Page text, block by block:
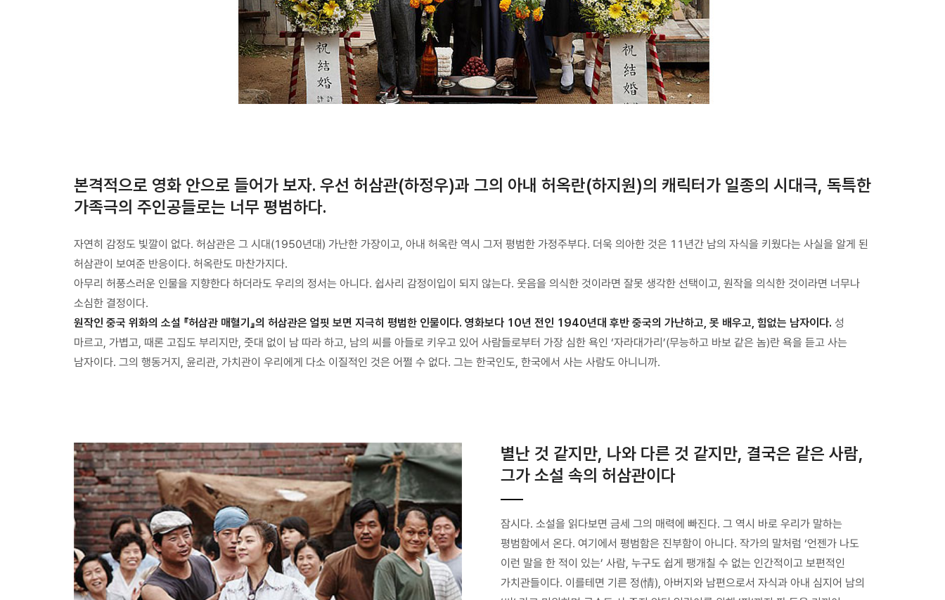
본격적으로 영화 안으로 들어가 보자. 우선 허삼관(하정우)과 그의 아내 허옥란(하지원)의 캐릭터가 일종의 시대극, 독특한
가족극의 주인공들로는 너무 평범하다.
자연히 감정도 빛깔이 없다. 허삼관은 그 시대(1950년대) 가난한 가장이고, 아내 허옥란 역시 그저 평범한 가정주부다. 더욱 의아한 것은 11년간 남의 자식을 키웠다는 사실을 알게 된
허삼관이 보여준 반응이다. 허옥란도 마찬가지다.
아무리 허풍스러운 인물을 지향한다 하더라도 우리의 정서는 아니다. 쉽사리 감정이입이 되지 않는다. 웃음을 의식한 것이라면 잘못 생각한 선택이고, 원작을 의식한 것이라면 너무나
소심한 결정이다.
원작인 중국 위화의 소설 『허삼관 매혈기』의 허삼관은 얼핏 보면 지극히 평범한 인물이다. 영화보다 10년 전인 1940년대 후반 중국의 가난하고, 못 배우고, 힘없는 남자이다. 성
마르고, 가볍고, 때론 고집도 부리지만, 줏대 없이 남 따라 하고, 남의 씨를 아들로 키우고 있어 사람들로부터 가장 심한 욕인 ‘자라대가리’(무능하고 바보 같은 놈)란 욕을 듣고 사는
남자이다. 그의 행동거지, 윤리관, 가치관이 우리에게 다소 이질적인 것은 어쩔 수 없다. 그는 한국인도, 한국에서 사는 사람도 아니니까.
별난 것 같지만, 나와 다른 것 같지만, 결국은 같은 사람,
그가 소설 속의 허삼관이다
잠시다. 소설을 읽다보면 금세 그의 매력에 빠진다. 그 역시 바로 우리가 말하는
평범함에서 온다. 여기에서 평범함은 진부함이 아니다. 작가의 말처럼 ‘언젠가 나도
이런 말을 한 적이 있는’ 사람, 누구도 쉽게 팽개칠 수 없는 인간적이고 보편적인
가치관들이다. 이를테면 기른 정(情), 아버지와 남편으로서 자식과 아내 심지어 남의